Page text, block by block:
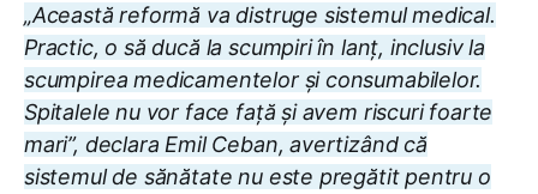
„Această reformă va distruge sistemul medical.
Practic, o să ducă la scumpiri în lanț, inclusiv la
scumpirea medicamentelor și consumabilelor.
Spitalele nu vor face față și avem riscuri foarte
mari”, declara Emil Ceban, avertizând că
sistemul de sănătate nu este pregătit pentru o